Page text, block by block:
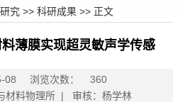
究 >> 科研成果 >> 正文
薄膜实现超灵敏声学传感
08 浏览次数：
360
材料物理所 | 审核：杨学林